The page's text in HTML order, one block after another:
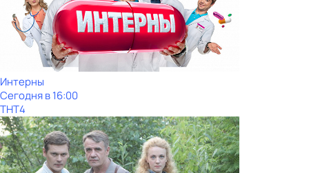
Интерны
Сегодня в 16:00
ТНТ4